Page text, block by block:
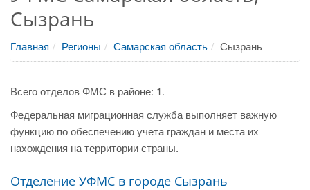
Сызрань
Главная Регионы Самарская область Сызрань
Всего отделов ФМС в районе: 1.
Федеральная миграционная служба выполняет важную
функцию по обеспечению учета граждан и места их
нахождения на территории страны.
Отделение УФМС в городе Сызрань